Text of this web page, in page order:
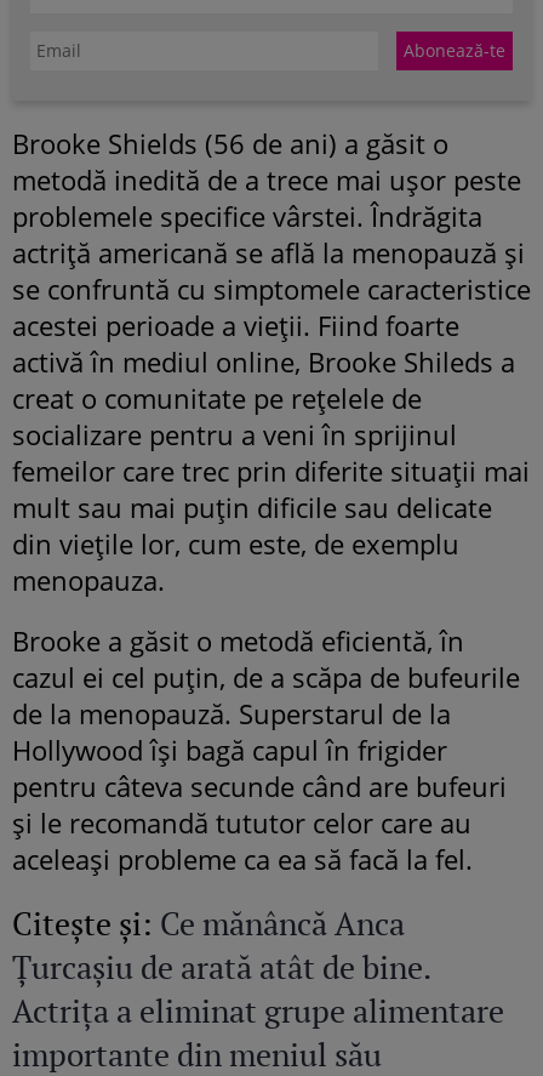
Brooke Shields (56 de ani) a găsit o
metodă inedită de a trece mai ușor peste
problemele specifice vârstei. Îndrăgita
actriță americană se află la menopauză și
se confruntă cu simptomele caracteristice
acestei perioade a vieții. Fiind foarte
activă în mediul online, Brooke Shileds a
creat o comunitate pe rețelele de
socializare pentru a veni în sprijinul
femeilor care trec prin diferite situații mai
mult sau mai puțin dificile sau delicate
din viețile lor, cum este, de exemplu
menopauza.
Brooke a găsit o metodă eficientă, în
cazul ei cel puțin, de a scăpa de bufeurile
de la menopauză. Superstarul de la
Hollywood își bagă capul în frigider
pentru câteva secunde când are bufeuri
și le recomandă tututor celor care au
aceleași probleme ca ea să facă la fel.
Citeşte şi: Ce mănâncă Anca
Țurcașiu de arată atât de bine.
Actrița a eliminat grupe alimentare
importante din meniul său